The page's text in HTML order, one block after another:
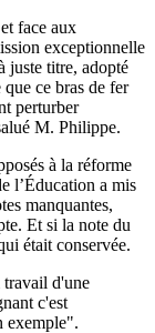
face aux
exceptionnelle
juste titre, adopté
ce bras de fer
perturber
M. Philippe.
à la réforme
l’Éducation a mis
manquantes,
Et si la note du
était conservée.
d'une
c'est
exemple".